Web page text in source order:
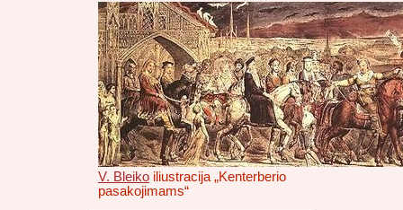
V. Bleiko iliustracija „Kenterberio
pasakojimams“